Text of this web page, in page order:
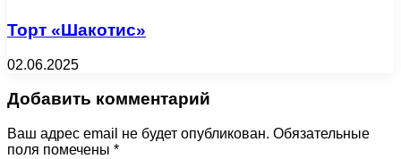
Торт «Шакотис»
02.06.2025
Добавить комментарий
Ваш адрес email не будет опубликован. Обязательные
поля помечены *